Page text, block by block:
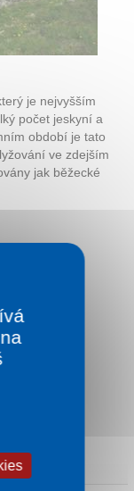
je nejvyšším
počet jeskyní a
období je tato
ve zdejším
jak běžecké